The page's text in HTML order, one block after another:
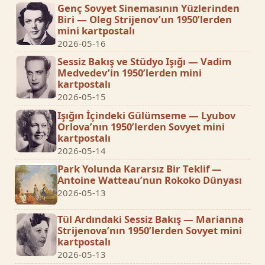
Genç Sovyet Sinemasının Yüzlerinden
Biri — Oleg Strijenov’un 1950’lerden
mini kartpostalı
2026-05-16
Sessiz Bakış ve Stüdyo Işığı — Vadim
Medvedev’in 1950’lerden mini
kartpostalı
2026-05-15
Işığın İçindeki Gülümseme — Lyubov
Orlova’nın 1950’lerden Sovyet mini
kartpostalı
2026-05-14
Park Yolunda Kararsız Bir Teklif —
Antoine Watteau’nun Rokoko Dünyası
2026-05-13
Tül Ardındaki Sessiz Bakış — Marianna
Strijenova’nın 1950’lerden Sovyet mini
kartpostalı
2026-05-13